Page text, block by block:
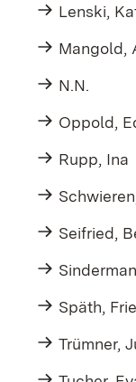
Lenski,
Mangold,
N.N.
Oppold,
Rupp, Ina
Seifried,
Späth,
Trümner,